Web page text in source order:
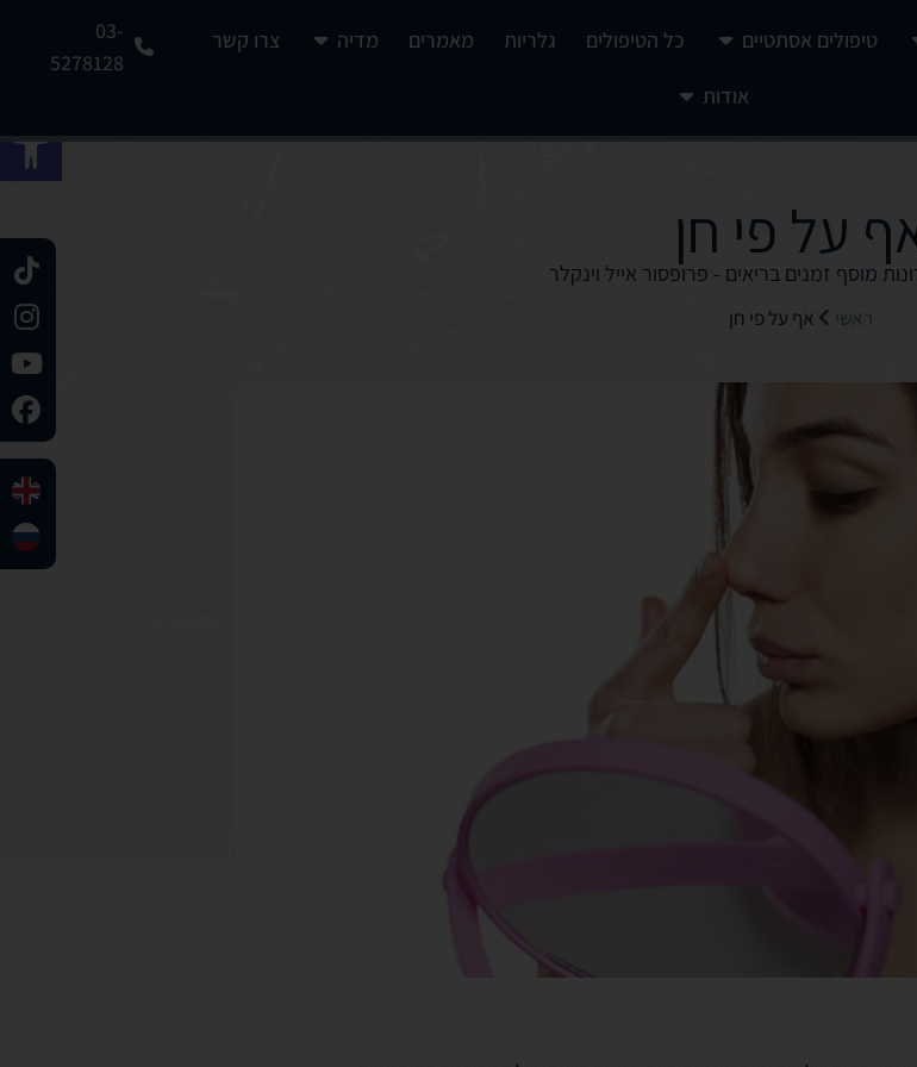
טיפולים אסתטיים כל הטיפולים גלריות מאמרים מדיה צרו קשר
אודות
03-
5278128
על פי חן
מוסף זמנים בריאים - פרופסור אייל וינקלר
ראשי אף על פי חן